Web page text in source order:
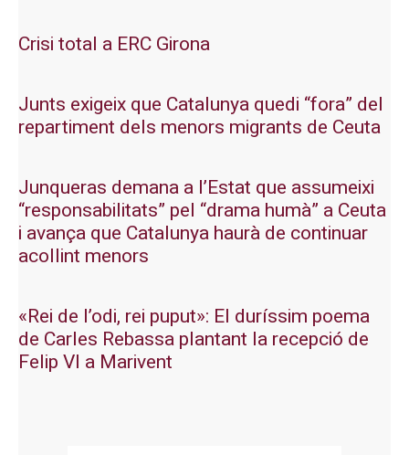
Crisi total a ERC Girona
Junts exigeix que Catalunya quedi “fora” del
repartiment dels menors migrants de Ceuta
Junqueras demana a l’Estat que assumeixi
“responsabilitats” pel “drama humà” a Ceuta
i avança que Catalunya haurà de continuar
acollint menors
«Rei de l’odi, rei puput»: El duríssim poema
de Carles Rebassa plantant la recepció de
Felip VI a Marivent